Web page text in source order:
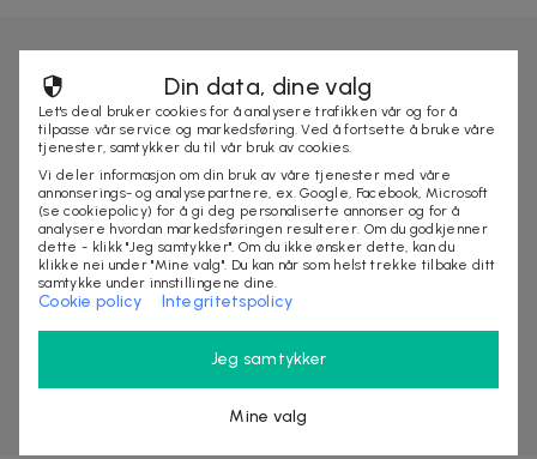
Din data, dine valg
Let's deal bruker cookies for å analysere trafikken vår og for å
tilpasse vår service og markedsføring. Ved å fortsette å bruke våre
tjenester, samtykker du til vår bruk av cookies.
Vi deler informasjon om din bruk av våre tjenester med våre
annonserings- og analysepartnere, ex. Google, Facebook, Microsoft
(se cookiepolicy) for å gi deg personaliserte annonser og for å
analysere hvordan markedsføringen resulterer. Om du godkjenner
dette - klikk "Jeg samtykker". Om du ikke ønsker dette, kan du
klikke nei under "Mine valg". Du kan når som helst trekke tilbake ditt
samtykke under innstillingene dine.
Cookie policy Integritetspolicy
Jeg samtykker
Mine valg